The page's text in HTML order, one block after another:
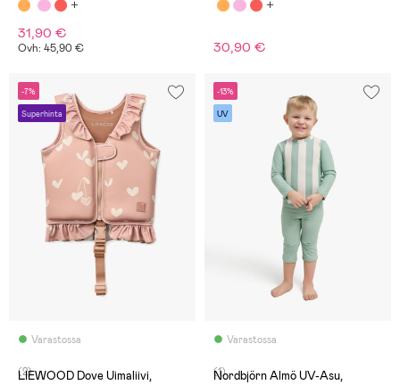
31,90 €
Ovh: 45,90 € 30,90 €
-7%
Superhinta
Varastossa
(2)
LIEWOOD Dove Uimaliivi,
-13%
UV
Varastossa
(1)
Nordbjörn Almö UV-Asu,